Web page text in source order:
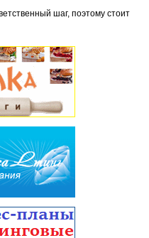
шаг, поэтому стоит